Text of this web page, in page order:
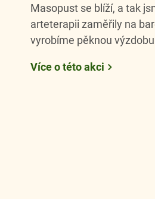
Masopust se blíží, a tak
arteterapii zaměřily na
vyrobíme pěknou
Více o této akci